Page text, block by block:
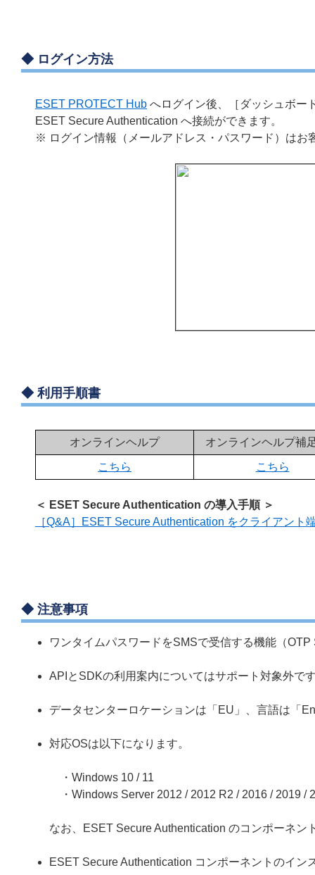
◆ ログイン方法
ESET PROTECT Hub へログイン後、［ダッシュボー
ESET Secure Authentication へ接続ができます。
※ ログイン情報（メールアドレス・パスワード）はお
◆ 利用手順書
オンラインヘルプ オンラインヘルプ補
こちら こちら
＜ ESET Secure Authentication の導入手順 ＞
［Q&A］ESET Secure Authentication をクライアント
◆ 注意事項
ワンタイムパスワードをSMSで受信する機能（
APIとSDKの利用案内についてはサポート対象外で
データセンターロケーションは「EU」、言語は「
対応OSは以下になります。
・Windows 10 / 11
・Windows Server 2012 / 2012 R2 / 2016 / 2019 /
なお、ESET Secure Authentication のコンポーネン
ESET Secure Authentication コンポーネントのイン